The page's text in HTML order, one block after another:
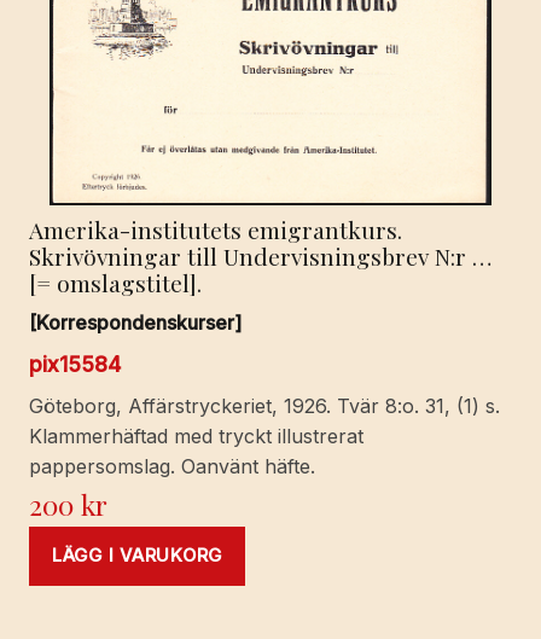
Amerika-institutets emigrantkurs.
Skrivövningar till Undervisningsbrev N:r …
[= omslagstitel].
[Korrespondenskurser]
pix15584
Göteborg, Affärstryckeriet, 1926. Tvär 8:o. 31, (1) s.
Klammerhäftad med tryckt illustrerat
pappersomslag. Oanvänt häfte.
200kr
LÄGG I VARUKORG